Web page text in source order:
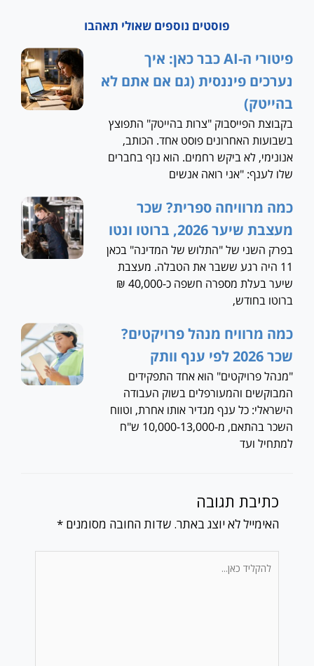
פוסטים נוספים שאולי תאהבו
פיטורי ה-AI כבר כאן: איך
נערכים פיננסית (גם אם אתם לא
בהייטק)
בקבוצת הפייסבוק "צרות בהייטק" התפוצץ
בשבועות האחרונים פוסט אחד. הכותב,
אנונימי, לא ביקש רחמים. הוא נזף בחברים
שלו לענף: "אני רואה אנשים
כמה מרוויחה ספרית? שכר
מעצבת שיער 2026, ברוטו ונטו
בפרק השני של "התלוש של המדינה" בכאן
11 היה רגע ששבר את הטבלה. מעצבת
שיער בעלת מספרה חשפה כ-40,000 ₪
ברוטו בחודש,
כמה מרוויח מנהל פרויקטים?
שכר 2026 לפי ענף וותק
"מנהל פרויקטים" הוא אחד התפקידים
המבוקשים והמעורפלים בשוק העבודה
הישראלי: כל ענף מגדיר אותו אחרת, וטווח
השכר בהתאם, מ-10,000-13,000 ש"ח
למתחיל ועד
כתיבת תגובה
האימייל לא יוצג באתר. שדות החובה מסומנים *
כאן...